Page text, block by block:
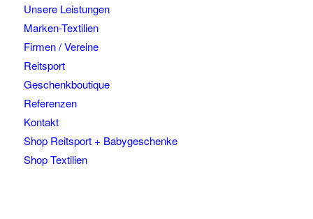
Unsere Leistungen
Marken-Textilien
Firmen / Vereine
Reitsport
Geschenkboutique
Referenzen
Kontakt
Shop Reitsport + Babygeschenke
Shop Textilien